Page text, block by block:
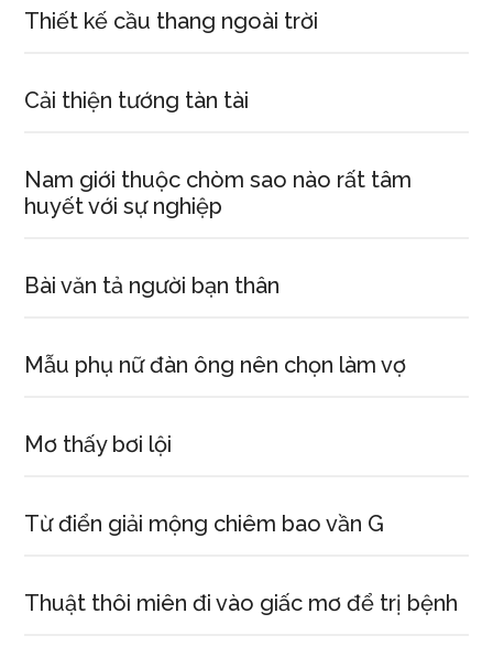
Thiết kế cầu thang ngoài trời
Cải thiện tướng tàn tài
Nam giới thuộc chòm sao nào rất tâm
huyết với sự nghiệp
Bài văn tả người bạn thân
Mẫu phụ nữ đàn ông nên chọn làm vợ
Mơ thấy bơi lội
Từ điển giải mộng chiêm bao vần G
Thuật thôi miên đi vào giấc mơ để trị bệnh